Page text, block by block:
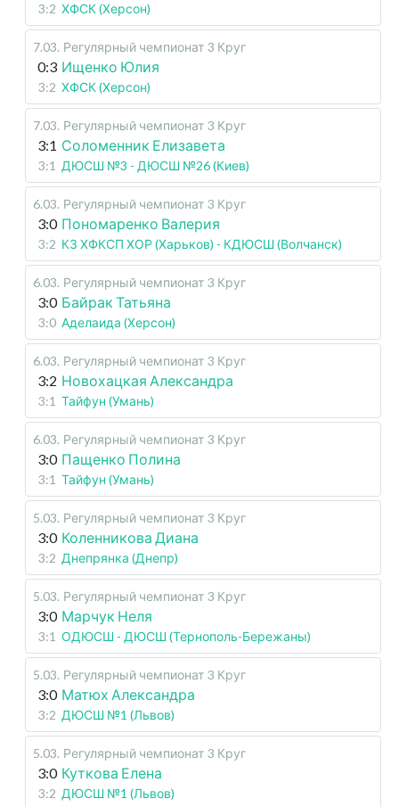
3:2 ХФСК (Херсон)
7.03. Регулярный чемпионат 3 Круг
0:3 Ищенко Юлия
3:2 ХФСК (Херсон)
7.03. Регулярный чемпионат 3 Круг
3:1 Соломенник Елизавета
3:1 ДЮСШ №3 - ДЮСШ №26 (Киев)
6.03. Регулярный чемпионат 3 Круг
3:0 Пономаренко Валерия
3:2 КЗ ХФКСП ХОР (Харьков) - КДЮСШ (Волчанск)
6.03. Регулярный чемпионат 3 Круг
3:0 Байрак Татьяна
3:0 Аделаида (Херсон)
6.03. Регулярный чемпионат 3 Круг
3:2 Новохацкая Александра
3:1 Тайфун (Умань)
6.03. Регулярный чемпионат 3 Круг
3:0 Пащенко Полина
3:1 Тайфун (Умань)
5.03. Регулярный чемпионат 3 Круг
3:0 Коленникова Диана
3:2 Днепрянка (Днепр)
5.03. Регулярный чемпионат 3 Круг
3:0 Марчук Неля
3:1 ОДЮСШ - ДЮСШ (Тернополь-Бережаны)
5.03. Регулярный чемпионат 3 Круг
3:0 Матюх Александра
3:2 ДЮСШ №1 (Львов)
5.03. Регулярный чемпионат 3 Круг
3:0 Куткова Елена
3:2 ДЮСШ №1 (Львов)